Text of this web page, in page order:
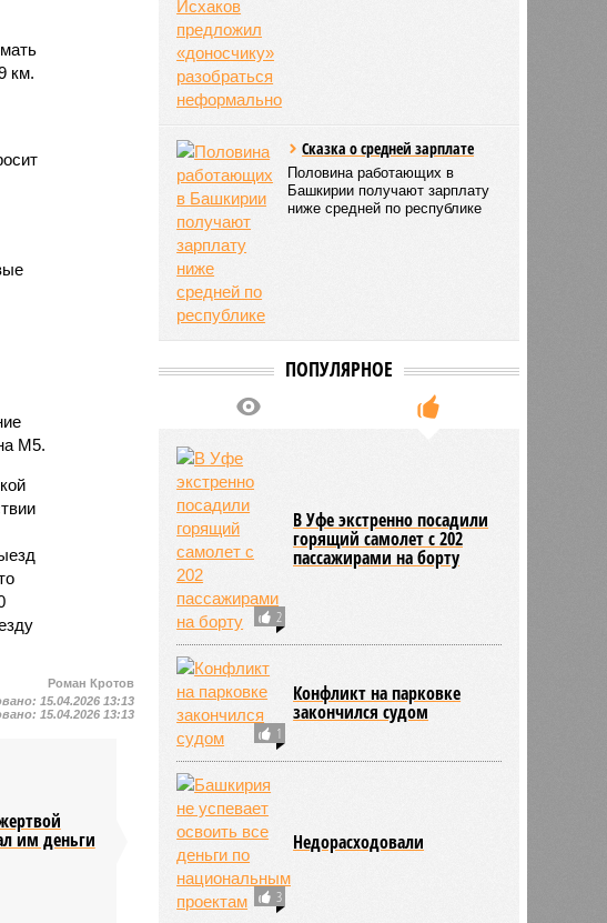
км.
М5.
Роман Кротов
15.04.2026 13:13
15.04.2026 13:13
им деньги
Сказка о средней зарплате
Половина работающих в
Башкирии получают зарплату
ниже средней по республике
ПОПУЛЯРНОЕ
2
В Уфе экстренно посадили
горящий самолет с 202
пассажирами на борту
1
Конфликт на парковке
закончился судом
3
Недорасходовали